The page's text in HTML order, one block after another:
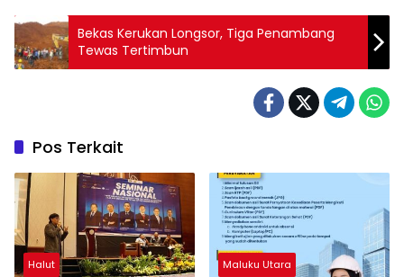
Bekas Kerukan Longsor, Tiga Penambang
Tewas Tertimbun
Pos Terkait
Halut Maluku Utara